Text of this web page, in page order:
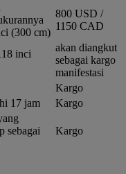
(300 cm)
800 USD /
1150 CAD
inci
akan diangkut
sebagai kargo
manifestasi
Kargo
17 jam
Kargo
sebagai
Kargo